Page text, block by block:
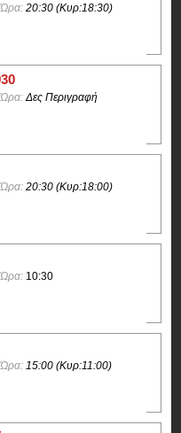
Ώρα: 20:30 (Κυρ:18:30)
Ώρα:Δες Περιγραφή
Ώρα: 20:30 (Κυρ:18:00)
Ώρα: 10:30
Ώρα: 15:00 (Κυρ:11:00)